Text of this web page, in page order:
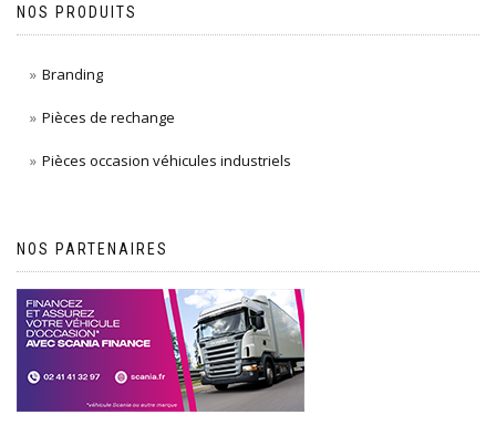
NOS PRODUITS
Branding
Pièces de rechange
Pièces occasion véhicules industriels
NOS PARTENAIRES